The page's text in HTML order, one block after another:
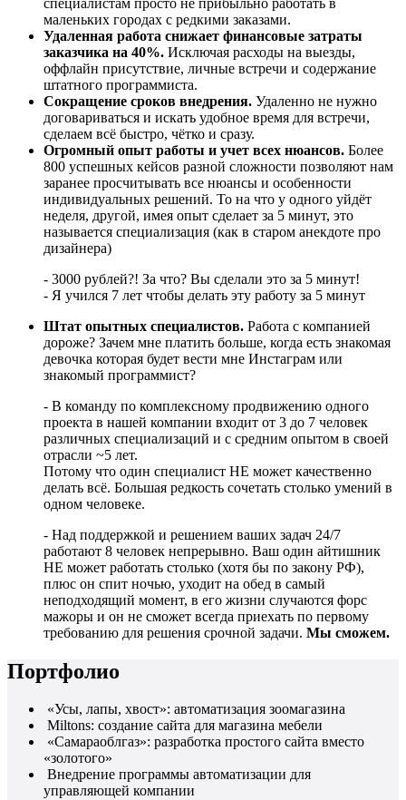
маленьких городах с редкими заказами.
Удаленная работа снижает финансовые затраты
заказчика на 40%. Исключая расходы на выезды,
оффлайн присутствие, личные встречи и содержание
штатного программиста.
Сокращение сроков внедрения. Удаленно не нужно
договариваться и искать удобное время для встречи,
сделаем всё быстро, чётко и сразу.
Огромный опыт работы и учет всех нюансов. Более
800 успешных кейсов разной сложности позволяют нам
заранее просчитывать все нюансы и особенности
индивидуальных решений. То на что у одного уйдёт
неделя, другой, имея опыт сделает за 5 минут, это
называется специализация (как в старом анекдоте про
дизайнера)
- 3000 рублей?! За что? Вы сделали это за 5 минут!
- Я учился 7 лет чтобы делать эту работу за 5 минут
Штат опытных специалистов. Работа с компанией
дороже? Зачем мне платить больше, когда есть знакомая
девочка которая будет вести мне Инстаграм или
знакомый программист?
- В команду по комплексному продвижению одного
проекта в нашей компании входит от 3 до 7 человек
различных специализаций и с средним опытом в своей
отрасли ~5 лет.
Потому что один специалист НЕ может качественно
делать всё. Большая редкость сочетать столько умений в
одном человеке.
- Над поддержкой и решением ваших задач 24/7
работают 8 человек непрерывно. Ваш один айтишник
НЕ может работать столько (хотя бы по закону РФ),
плюс он спит ночью, уходит на обед в самый
неподходящий момент, в его жизни случаются форс
мажоры и он не сможет всегда приехать по первому
требованию для решения срочной задачи. Мы сможем.
Портфолио
«Усы, лапы, хвост»: автоматизация зоомагазина
Miltons: создание сайта для магазина мебели
«Самараоблгаз»: разработка простого сайта вместо
«золотого»
Внедрение программы автоматизации для
управляющей компании